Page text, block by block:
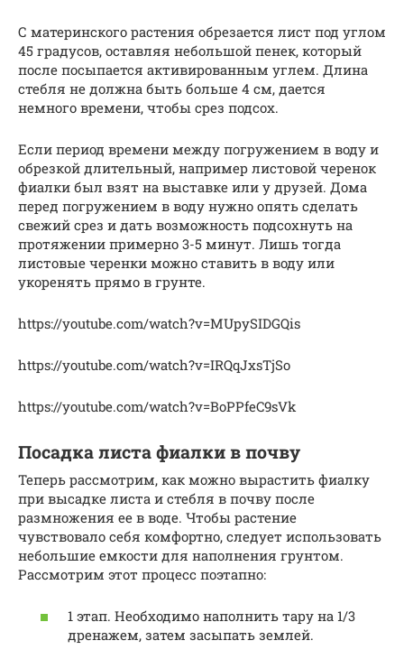
С материнского растения обрезается лист под углом
45 градусов, оставляя небольшой пенек, который
после посыпается активированным углем. Длина
стебля не должна быть больше 4 см, дается
немного времени, чтобы срез подсох.
Если период времени между погружением в воду и
обрезкой длительный, например листовой черенок
фиалки был взят на выставке или у друзей. Дома
перед погружением в воду нужно опять сделать
свежий срез и дать возможность подсохнуть на
протяжении примерно 3-5 минут. Лишь тогда
листовые черенки можно ставить в воду или
укоренять прямо в грунте.
https://youtube.com/watch?v=MUpySIDGQis
https://youtube.com/watch?v=IRQqJxsTjSo
https://youtube.com/watch?v=BoPPfeC9sVk
Посадка листа фиалки в почву
Теперь рассмотрим, как можно вырастить фиалку
при высадке листа и стебля в почву после
размножения ее в воде. Чтобы растение
чувствовало себя комфортно, следует использовать
небольшие емкости для наполнения грунтом.
Рассмотрим этот процесс поэтапно:
1 этап. Необходимо наполнить тару на 1/3
дренажем, затем засыпать землей.